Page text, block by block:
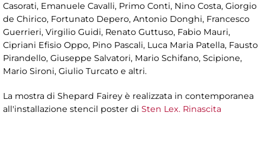
Casorati, Emanuele Cavalli, Primo Conti, Nino Costa, Giorgio
de Chirico, Fortunato Depero, Antonio Donghi, Francesco
Guerrieri, Virgilio Guidi, Renato Guttuso, Fabio Mauri,
Cipriani Efisio Oppo, Pino Pascali, Luca Maria Patella, Fausto
Pirandello, Giuseppe Salvatori, Mario Schifano, Scipione,
Mario Sironi, Giulio Turcato e altri.
La mostra di Shepard Fairey è realizzata in contemporanea
all'installazione stencil poster di Sten Lex. Rinascita